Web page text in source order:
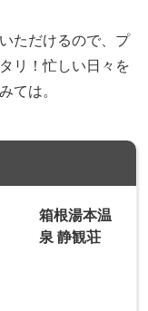
ただけるので、プ
リ！忙しい日々を
ては。
箱根湯本温
泉 静観荘